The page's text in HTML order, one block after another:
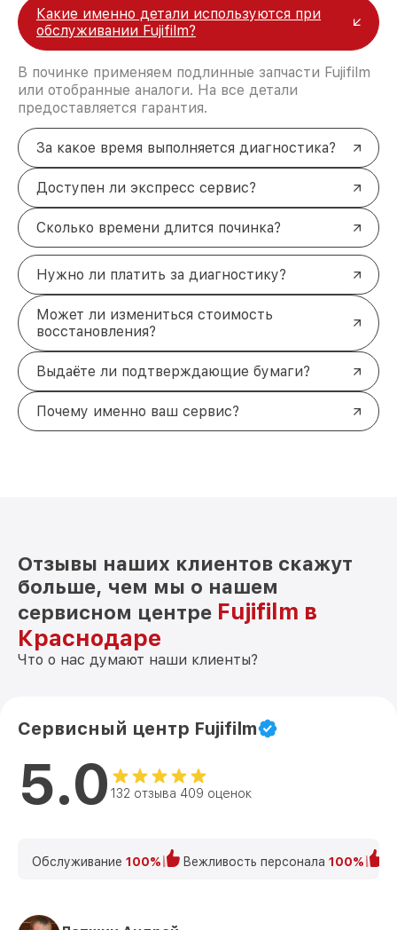
Для клиентов из Краснодаремы предлагаем
также возможность воспользоваться услугой
бесплатной доставки курьером, чтобы вы могли
сэкономить свое время и силы.
Оставьте заявку прямо сейчас, и наш курьер
заберёт ваше устройство на ремонт без лишних
хлопот. Звоните по телефону +7 (861) 299-37-61
или приходите по адресу Северная улица, 496/2.
Какие именно детали используются при
обслуживании Fujifilm?
В починке применяем подлинные запчасти Fujifilm
или отобранные аналоги. На все детали
предоставляется гарантия.
За какое время выполняется диагностика?
Доступен ли экспресс сервис?
Сколько времени длится починка?
Нужно ли платить за диагностику?
Может ли измениться стоимость
восстановления?
Выдаёте ли подтверждающие бумаги?
Почему именно ваш сервис?
Отзывы наших клиентов скажут
больше, чем мы о нашем
сервисном центре Fujifilm в
Краснодаре
Что о нас думают наши клиенты?
Сервисный центр Fujifilm
5.0 132 отзыва 409 оценок
Обслуживание 100% Вежливость персонала 100%